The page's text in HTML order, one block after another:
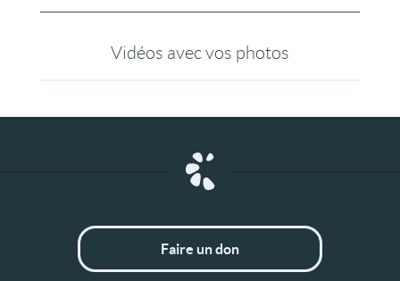
Vidéos avec vos photos
Faire un don